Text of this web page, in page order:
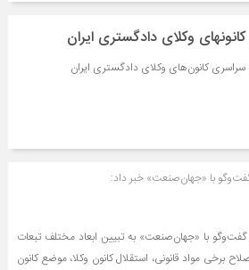
وکلای دادگستری ایران
سراسری کانون‌های وکلای دادگستری ایران
با «جهان‌صنعت» خبر داد:
با «جهان‌صنعت» به تبیین ابعاد مختلف تبعات
برخی مواد قانونی، استقلال کانون وکلا، موضع کانون